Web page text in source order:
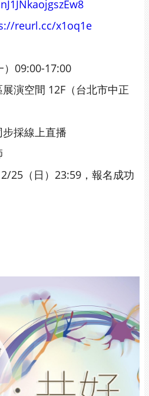
reurl.cc/x1oq1e
09:00-17:00
演空間 12F（台北市中正
採線上直播
25（日）23:59，報名成功